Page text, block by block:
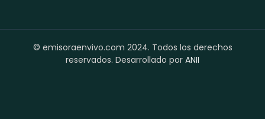
© emisoraenvivo.com 2024. Todos los derechos
reservados. Desarrollado por ANII